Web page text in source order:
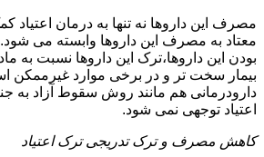
مصرف این داروها نه تنها به درمان اعتیاد
معتاد به مصرف این داروها وابسته می شود.با
بودن این داروها،ترک این داروها نسبت
بیمار سخت تر و در برخی موارد
دارودرمانی هم مانند روش سقوط آزاد به
اعتیاد توجهی نمی شود.
کاهش مصرف و ترک تدریجی ترک اعتیاد